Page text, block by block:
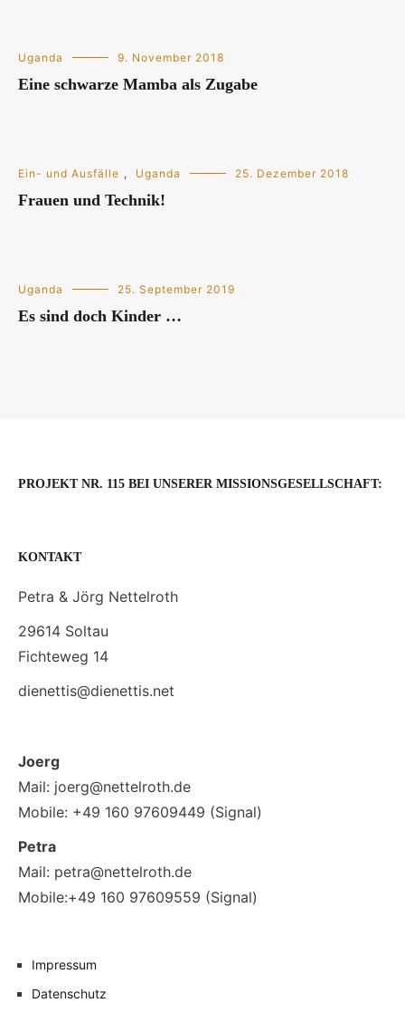
Uganda 9. November 2018
Eine schwarze Mamba als Zugabe
Ein- und Ausfälle , Uganda 25. Dezember 2018
Frauen und Technik!
Uganda 25. September 2019
Es sind doch Kinder …
PROJEKT NR. 115 BEI UNSERER MISSIONSGESELLSCHAFT:
KONTAKT
Petra & Jörg Nettelroth
29614 Soltau
Fichteweg 14
dienettis@dienettis.net
Joerg
Mail: joerg@nettelroth.de
Mobile: +49 160 97609449 (Signal)
Petra
Mail: petra@nettelroth.de
Mobile:+49 160 97609559 (Signal)
Impressum
Datenschutz